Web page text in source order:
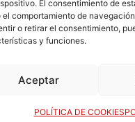
El consentimiento de
el comportamiento de
o retirar el consentimiento,
y funciones.
Aceptar
POLÍTICA DE COOKIES